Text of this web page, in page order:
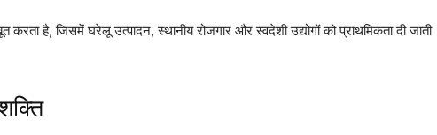
है, जिसमें घरेलू उत्पादन, स्थानीय रोजगार और स्वदेशी उद्योगों को प्राथमिकता दी जाती